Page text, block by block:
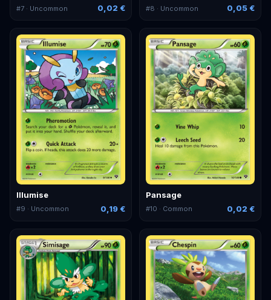
#7 · Uncommon 0,02 € #8 · Uncommon 0,05 €
Illumise
#9 · Uncommon 0,19 €
Pansage
#10 · Common 0,02 €